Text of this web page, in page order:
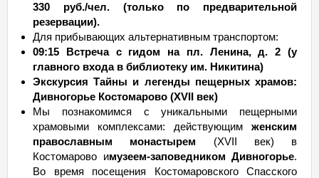
330 руб./чел. (только по предварительной
резервации).
Для прибывающих альтернативным транспортом:
09:15 Встреча с гидом на пл. Ленина, д. 2 (у
главного входа в библиотеку им. Никитина)
Экскурсия Тайны и легенды пещерных храмов:
Дивногорье Костомарово (XVII век)
Мы познакомимся с уникальными пещерными
храмовыми комплексами: действующим женским
православным монастырем (XVII век) в
Костомарово имузеем-заповедником Дивногорье.
Во время посещения Костомаровского Спасского